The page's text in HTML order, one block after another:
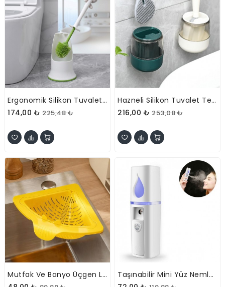
Ergonomik Silikon Tuvalet Fırçası
174,00 ₺ 225,48 ₺
Hazneli Silikon Tuvalet Temizleme Fırçası
216,00 ₺ 253,08 ₺
Mutfak Ve Banyo Üçgen Lavabo Süzgeci
Taşınabilir Mini Yüz Nemlendirici